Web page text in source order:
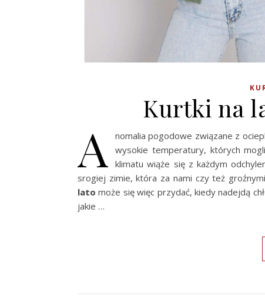
Kurtki na
A
nomalia pogodowe związane z
wysokie temperatury, których
klimatu wiąże się z każdym
srogiej zimie, która za nami czy też
lato może się więc przydać, kiedy nadejdą
jakie …